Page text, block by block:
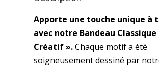
Apporte une touche unique à
avec notre Bandeau Classique
Créatif ».Chaque motif a été
soigneusement dessiné par